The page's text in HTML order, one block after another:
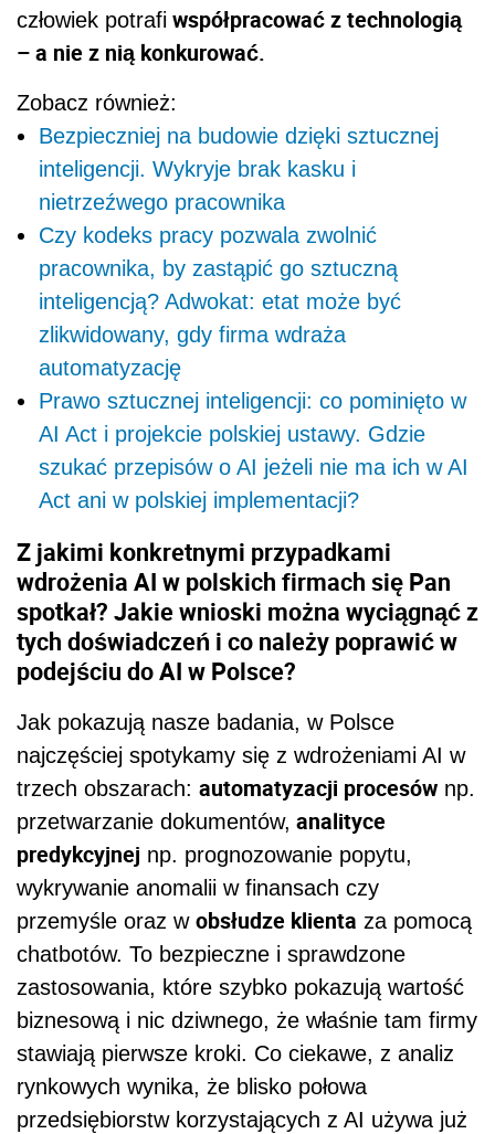
człowiek potrafi współpracować z technologią
– a nie z nią konkurować.
Zobacz również:
Bezpieczniej na budowie dzięki sztucznej
inteligencji. Wykryje brak kasku i
nietrzeźwego pracownika
Czy kodeks pracy pozwala zwolnić
pracownika, by zastąpić go sztuczną
inteligencją? Adwokat: etat może być
zlikwidowany, gdy firma wdraża
automatyzację
Prawo sztucznej inteligencji: co pominięto w
AI Act i projekcie polskiej ustawy. Gdzie
szukać przepisów o AI jeżeli nie ma ich w AI
Act ani w polskiej implementacji?
Z jakimi konkretnymi przypadkami
wdrożenia AI w polskich firmach się Pan
spotkał? Jakie wnioski można wyciągnąć z
tych doświadczeń i co należy poprawić w
podejściu do AI w Polsce?
Jak pokazują nasze badania, w Polsce
najczęściej spotykamy się z wdrożeniami AI w
trzech obszarach: automatyzacji procesów np.
przetwarzanie dokumentów, analityce
predykcyjnej np. prognozowanie popytu,
wykrywanie anomalii w finansach czy
przemyśle oraz w obsłudze klienta za pomocą
chatbotów. To bezpieczne i sprawdzone
zastosowania, które szybko pokazują wartość
biznesową i nic dziwnego, że właśnie tam firmy
stawiają pierwsze kroki. Co ciekawe, z analiz
rynkowych wynika, że blisko połowa
przedsiębiorstw korzystających z AI używa już